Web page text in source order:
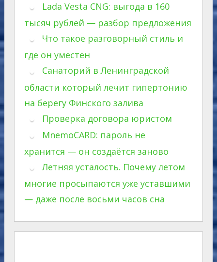
Lada Vesta CNG: выгода в 160
тысяч рублей — разбор предложения
Что такое разговорный стиль и
где он уместен
Санаторий в Ленинградской
области который лечит гипертонию
на берегу Финского залива
Проверка договора юристом
MnemoCARD: пароль не
хранится — он создаётся заново
Летняя усталость. Почему летом
многие просыпаются уже уставшими
— даже после восьми часов сна